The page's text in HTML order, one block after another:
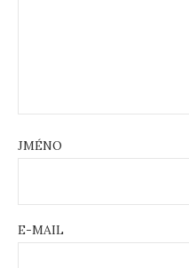
JMÉNO
E-MAIL